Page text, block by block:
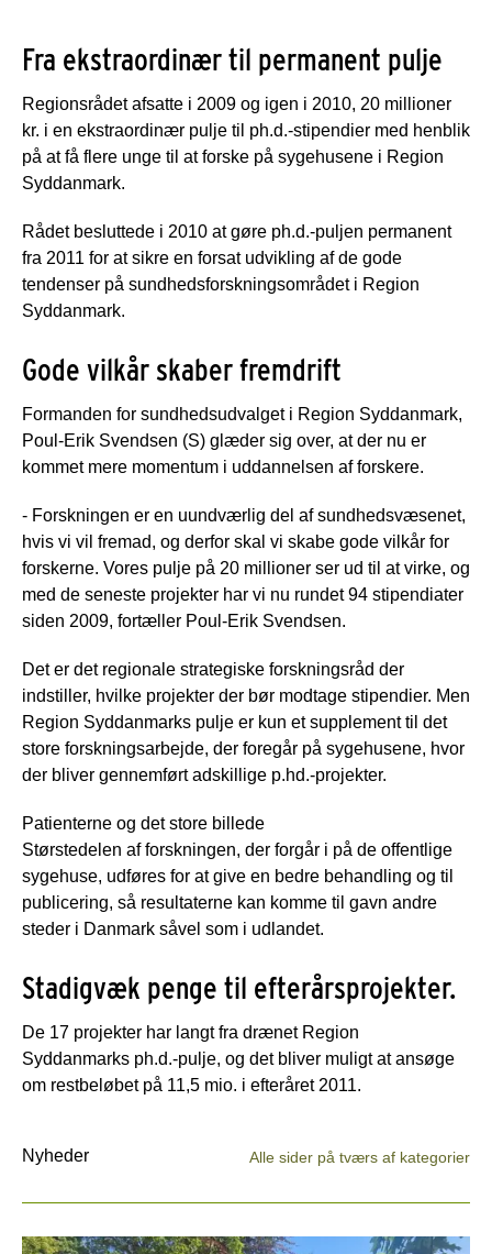
Fra ekstraordinær til permanent pulje
Regionsrådet afsatte i 2009 og igen i 2010, 20 millioner
kr. i en ekstraordinær pulje til ph.d.-stipendier med henblik
på at få flere unge til at forske på sygehusene i Region
Syddanmark.
Rådet besluttede i 2010 at gøre ph.d.-puljen permanent
fra 2011 for at sikre en forsat udvikling af de gode
tendenser på sundhedsforskningsområdet i Region
Syddanmark.
Gode vilkår skaber fremdrift
Formanden for sundhedsudvalget i Region Syddanmark,
Poul-Erik Svendsen (S) glæder sig over, at der nu er
kommet mere momentum i uddannelsen af forskere.
- Forskningen er en uundværlig del af sundhedsvæsenet,
hvis vi vil fremad, og derfor skal vi skabe gode vilkår for
forskerne. Vores pulje på 20 millioner ser ud til at virke, og
med de seneste projekter har vi nu rundet 94 stipendiater
siden 2009, fortæller Poul-Erik Svendsen.
Det er det regionale strategiske forskningsråd der
indstiller, hvilke projekter der bør modtage stipendier. Men
Region Syddanmarks pulje er kun et supplement til det
store forskningsarbejde, der foregår på sygehusene, hvor
der bliver gennemført adskillige p.hd.-projekter.
Patienterne og det store billede
Størstedelen af forskningen, der forgår i på de offentlige
sygehuse, udføres for at give en bedre behandling og til
publicering, så resultaterne kan komme til gavn andre
steder i Danmark såvel som i udlandet.
Stadigvæk penge til efterårsprojekter.
De 17 projekter har langt fra drænet Region
Syddanmarks ph.d.-pulje, og det bliver muligt at ansøge
om restbeløbet på 11,5 mio. i efteråret 2011.
Nyheder Alle sider på tværs af kategorier